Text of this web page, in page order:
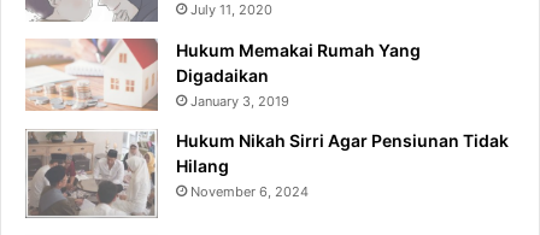
July 11, 2020
Hukum Memakai Rumah Yang
Digadaikan
January 3, 2019
Hukum Nikah Sirri Agar Pensiunan Tidak
Hilang
November 6, 2024